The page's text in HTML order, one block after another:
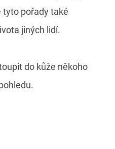
tyto pořady také
jiných lidí.
do kůže někoho